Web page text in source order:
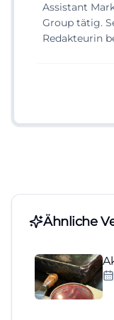
Assistant
Group tätig.
Redakteurin
Ähnliche